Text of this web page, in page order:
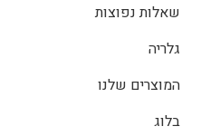
שאלות נפוצות
גלריה
המוצרים שלנו
בלוג